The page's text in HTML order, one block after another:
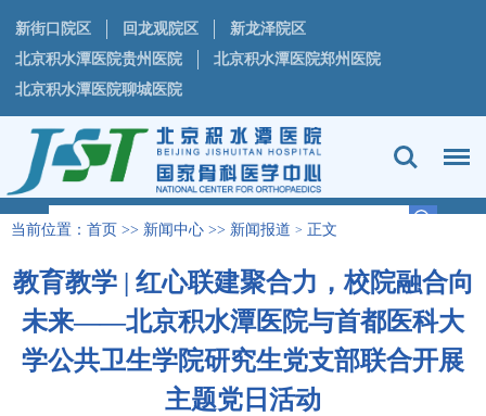
新街口院区 回龙观院区
新龙泽院区
北京积水潭医院贵州医院
北京积水潭医院郑州医院
北京积水潭医院聊城医院
当前位置： 首页 >> 新闻中心 >> 新闻报道 > 正文
教育教学 | 红心联建聚合力，校院融合向
未来——北京积水潭医院与首都医科大
学公共卫生学院研究生党支部联合开展
主题党日活动